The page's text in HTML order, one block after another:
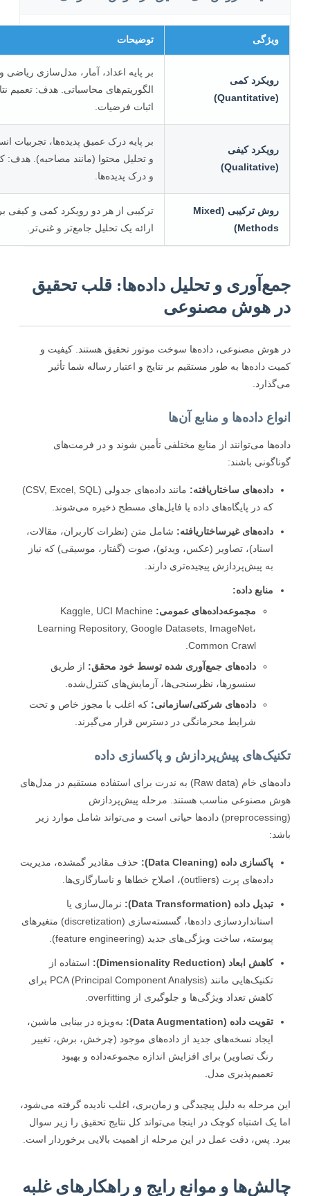
توضیحات
رویکرد کمی
بر پایه اعداد، آمار، مدل‌سازی ریاضی و
الگوریتم‌های محاسباتی. هدف: تعمیم نتایج و
اثبات فرضیات.
رویکرد کیفی
بر پایه درک عمیق پدیده‌ها، تجربیات انسانی
و تحلیل محتوا (مانند مصاحبه). هدف: کاوش
و درک پدیده‌ها.
روش ترکیبی (Mixed
Methods)
ترکیبی از هر دو رویکرد کمی و کیفی برای
ارائه یک تحلیل جامع‌تر و غنی‌تر.
و تحلیل داده‌ها: قلب تحقیق
هوش مصنوعی
هوش مصنوعی، داده‌ها سوخت موتور تحقیق هستند. کیفیت و
داده‌ها به طور مستقیم بر نتایج و اعتبار رساله شما تأثیر
داده‌ها و منابع آن‌ها
می‌توانند از منابع مختلفی تأمین شوند و در فرمت‌های
باشند:
داده‌های ساختاریافته:
مانند داده‌های جدولی (CSV, Excel, SQL)
که در پایگاه‌های داده یا فایل‌های مسطح ذخیره می‌شوند.
داده‌های غیرساختاریافته:شامل متن (نظرات کاربران، مقالات،
اسناد)، تصاویر (عکس، ویدئو)، صوت (گفتار، موسیقی) که نیاز
به پیش‌پردازش پیچیده‌تری دارند.
منابع داده:
مجموعه‌داده‌های عمومی: Kaggle, UCI Machine
Learning Repository, Google Datasets, ImageNet،
Common Crawl.
داده‌های جمع‌آوری شده توسط خود محقق: از طریق
سنسورها، نظرسنجی‌ها، آزمایش‌های کنترل‌شده.
داده‌های شرکتی/سازمانی:که اغلب با مجوز خاص و تحت
شرایط محرمانگی در دسترس قرار می‌گیرند.
پیش‌پردازش و پاکسازی داده
داده‌های خام (Raw data) به ندرت برای استفاده مستقیم در مدل‌های
مصنوعی مناسب هستند. مرحله پیش‌پردازش
(preprocessing) داده‌ها حیاتی است و می‌تواند شامل موارد زیر
پاکسازی داده (Data Cleaning):
حذف مقادیر گمشده، مدیریت
داده‌های پرت (outliers)، اصلاح خطاها و ناسازگاری‌ها.
تبدیل داده (Data Transformation):
نرمال‌سازی یا
استانداردسازی داده‌ها، گسسته‌سازی (discretization) متغیرهای
پیوسته، ساخت ویژگی‌های جدید (feature engineering).
کاهش ابعاد (Dimensionality Reduction):
استفاده از
تکنیک‌هایی مانند PCA (Principal Component Analysis) برای
کاهش تعداد ویژگی‌ها و جلوگیری از overfitting.
تقویت داده (Data Augmentation):
به‌ویژه در بینایی ماشین،
ایجاد نسخه‌های جدید از داده‌های موجود (چرخش، برش، تغییر
رنگ تصاویر) برای افزایش اندازه مجموعه‌داده و بهبود
تعمیم‌پذیری مدل.
مرحله به دلیل پیچیدگی و زمان‌بری، اغلب نادیده گرفته می‌شود،
یک اشتباه کوچک در اینجا می‌تواند کل نتایج تحقیق را زیر سوال
پس، دقت عمل در این مرحله از اهمیت بالایی برخوردار است.
و موانع رایج و راهکارهای غلبه